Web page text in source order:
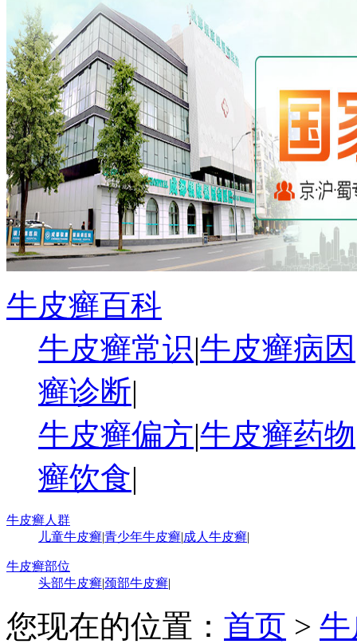
牛皮癣百科
牛皮癣常识|牛皮癣病因
癣诊断|
牛皮癣偏方|牛皮癣药物
癣饮食|
牛皮癣人群
儿童牛皮癣|青少年牛皮癣|成人牛皮癣|
牛皮癣部位
头部牛皮癣|颈部牛皮癣|
您现在的位置： 首页 >